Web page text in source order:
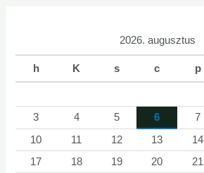
2026. augusztus
h K s c p
3
4 5 6 7
10
11 12 13 14
17
18 19 20 21